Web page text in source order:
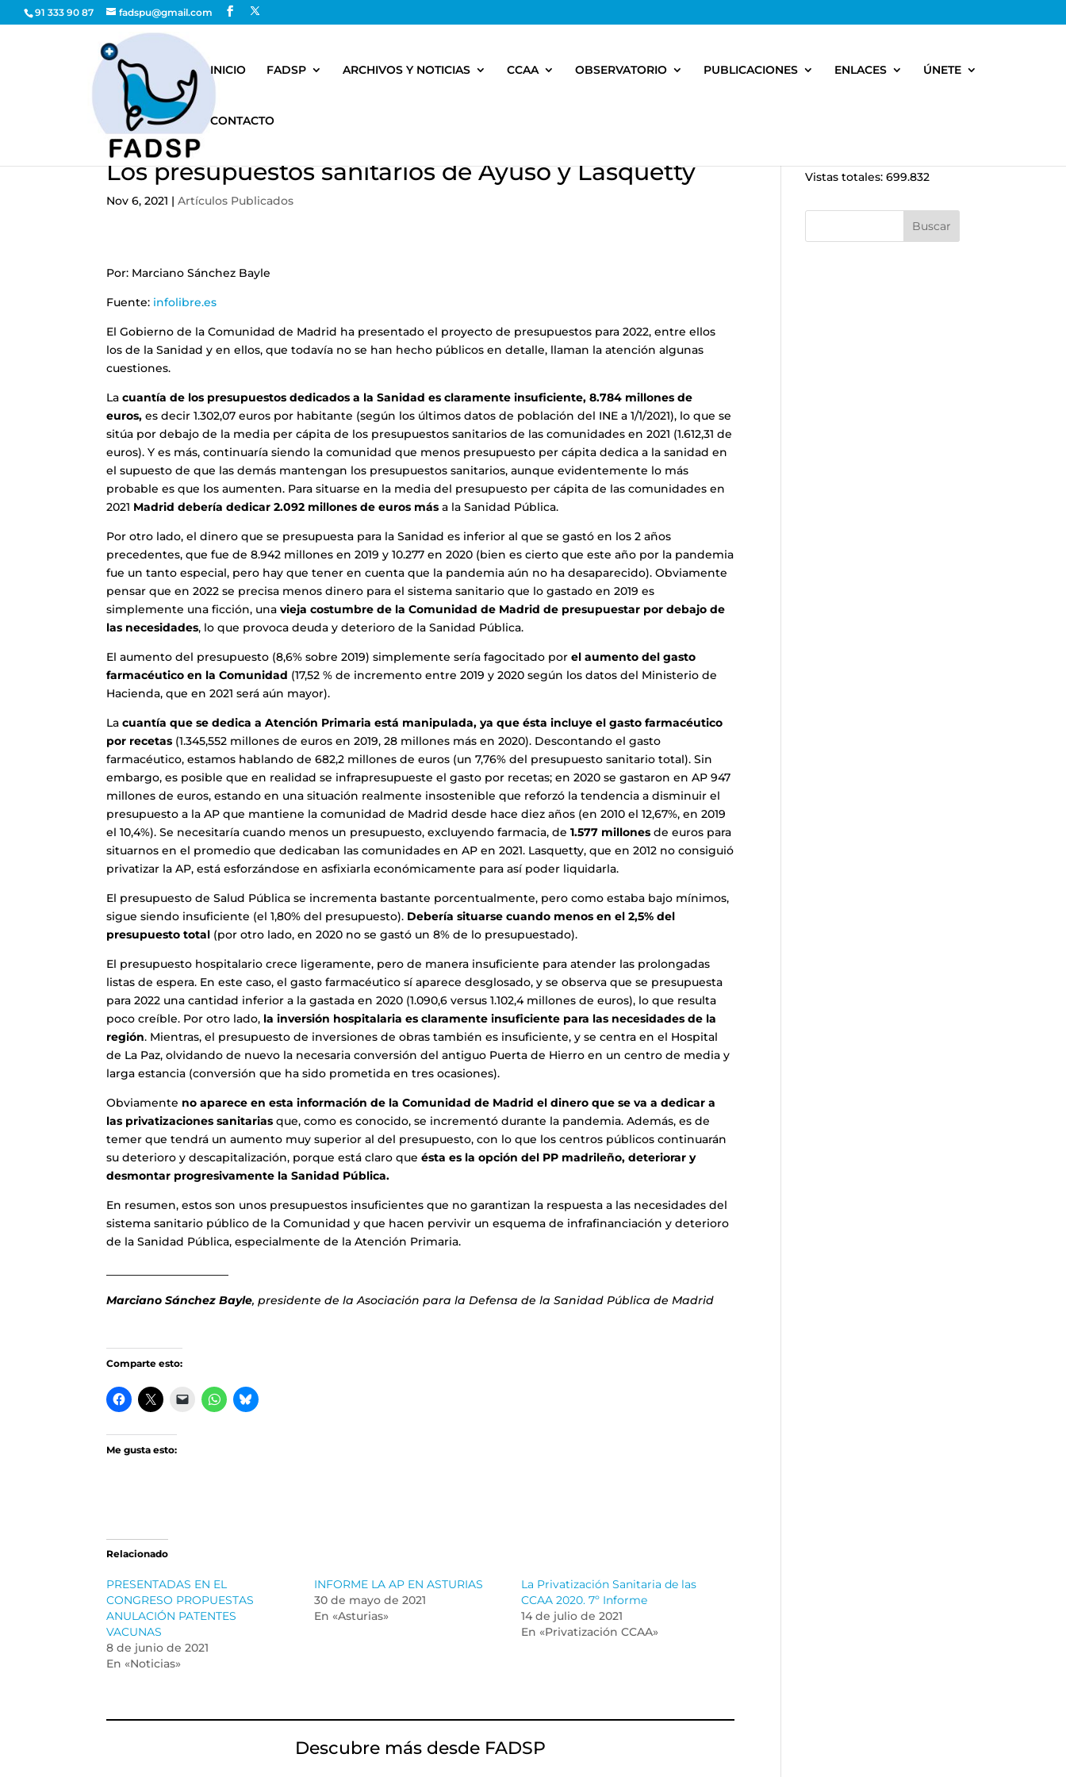
91 333 90 87 fadspu@gmail.com
INICIO FADSP ARCHIVOS Y NOTICIAS CCAA OBSERVATORIO PUBLICACIONES ENLACES ÚNETE
CONTACTO
Los presupuestos sanitarios de Ayuso y Lasquetty
Nov 6, 2021 |Artículos Publicados
Por: Marciano Sánchez Bayle
Fuente: infolibre.es
El Gobierno de la Comunidad de Madrid ha presentado el proyecto de presupuestos para 2022, entre ellos
los de la Sanidad y en ellos, que todavía no se han hecho públicos en detalle, llaman la atención algunas
cuestiones.
Lacuantía de los presupuestos dedicados a la Sanidad es claramente insuficiente, 8.784 millones de
euros, es decir 1.302,07 euros por habitante (según los últimos datos de población del INE a 1/1/2021), lo que se
sitúa por debajo de la media per cápita de los presupuestos sanitarios de las comunidades en 2021 (1.612,31 de
euros). Y es más, continuaría siendo la comunidad que menos presupuesto per cápita dedica a la sanidad en
el supuesto de que las demás mantengan los presupuestos sanitarios, aunque evidentemente lo más
probable es que los aumenten. Para situarse en la media del presupuesto per cápita de las comunidades en
2021 Madrid debería dedicar 2.092 millones de euros más a la Sanidad Pública.
Por otro lado, el dinero que se presupuesta para la Sanidad es inferior al que se gastó en los 2 años
precedentes, que fue de 8.942 millones en 2019 y 10.277 en 2020 (bien es cierto que este año por la pandemia
fue un tanto especial, pero hay que tener en cuenta que la pandemia aún no ha desaparecido). Obviamente
pensar que en 2022 se precisa menos dinero para el sistema sanitario que lo gastado en 2019 es
simplemente una ficción, unavieja costumbre de la Comunidad de Madrid de presupuestar por debajo de
las necesidades, lo que provoca deuda y deterioro de la Sanidad Pública.
El aumento del presupuesto (8,6% sobre 2019) simplemente sería fagocitado porel aumento del gasto
farmacéutico en la Comunidad (17,52 % de incremento entre 2019 y 2020 según los datos del Ministerio de
Hacienda, que en 2021 será aún mayor).
Lacuantía que se dedica a Atención Primaria está manipulada, ya que ésta incluye el gasto farmacéutico
por recetas (1.345,552 millones de euros en 2019, 28 millones más en 2020). Descontando el gasto
farmacéutico, estamos hablando de 682,2 millones de euros (un 7,76% del presupuesto sanitario total). Sin
embargo, es posible que en realidad se infrapresupueste el gasto por recetas; en 2020 se gastaron en AP 947
millones de euros, estando en una situación realmente insostenible que reforzó la tendencia a disminuir el
presupuesto a la AP que mantiene la comunidad de Madrid desde hace diez años (en 2010 el 12,67%, en 2019
el 10,4%). Se necesitaría cuando menos un presupuesto, excluyendo farmacia, de1.577 millones de euros para
situarnos en el promedio que dedicaban las comunidades en AP en 2021. Lasquetty, que en 2012 no consiguió
privatizar la AP, está esforzándose en asfixiarla económicamente para así poder liquidarla.
El presupuesto de Salud Pública se incrementa bastante porcentualmente, pero como estaba bajo mínimos,
sigue siendo insuficiente (el 1,80% del presupuesto). Debería situarse cuando menos en el 2,5% del
presupuesto total (por otro lado, en 2020 no se gastó un 8% de lo presupuestado).
El presupuesto hospitalario crece ligeramente, pero de manera insuficiente para atender las prolongadas
listas de espera. En este caso, el gasto farmacéutico sí aparece desglosado, y se observa que se presupuesta
para 2022 una cantidad inferior a la gastada en 2020 (1.090,6 versus 1.102,4 millones de euros), lo que resulta
poco creíble. Por otro lado, la inversión hospitalaria es claramente insuficiente para las necesidades de la
región. Mientras, el presupuesto de inversiones de obras también es insuficiente, y se centra en el Hospital
de La Paz, olvidando de nuevo la necesaria conversión del antiguo Puerta de Hierro en un centro de media y
larga estancia (conversión que ha sido prometida en tres ocasiones).
Obviamente no aparece en esta información de la Comunidad de Madrid el dinero que se va a dedicar a
las privatizaciones sanitarias que, como es conocido, se incrementó durante la pandemia. Además, es de
temer que tendrá un aumento muy superior al del presupuesto, con lo que los centros públicos continuarán
su deterioro y descapitalización, porque está claro queésta es la opción del PP madrileño, deteriorar y
desmontar progresivamente la Sanidad Pública.
En resumen, estos son unos presupuestos insuficientes que no garantizan la respuesta a las necesidades del
sistema sanitario público de la Comunidad y que hacen pervivir un esquema de infrafinanciación y deterioro
de la Sanidad Pública, especialmente de la Atención Primaria.
Marciano Sánchez Bayle, presidente de la Asociación para la Defensa de la Sanidad Pública de Madrid
Comparte esto:
Me gusta esto:
Relacionado
PRESENTADAS EN EL
CONGRESO PROPUESTAS
ANULACIÓN PATENTES
VACUNAS
8 de junio de 2021
En «Noticias»
INFORME LA AP EN ASTURIAS
30 de mayo de 2021
En «Asturias»
La Privatización Sanitaria de las
CCAA 2020. 7º Informe
14 de julio de 2021
En «Privatización CCAA»
Descubre más desde FADSP
Vistas totales:699.832